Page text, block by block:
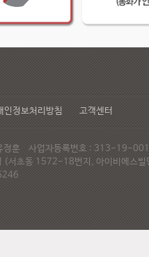
인정보처리방침 고객센터
정훈 사업자등록번호 : 313-19-
(서초동 1572-18번지, 아이비에스